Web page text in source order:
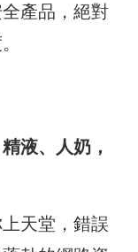
產品，絕對
液、人奶，
天堂，錯誤